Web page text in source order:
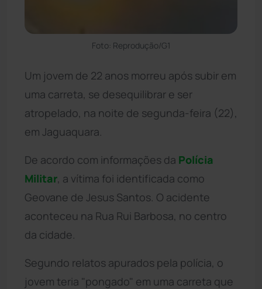
Foto: Reprodução/G1
Um jovem de 22 anos morreu após subir em
uma carreta, se desequilibrar e ser
atropelado, na noite de segunda-feira (22),
em Jaguaquara.
De acordo com informações da Polícia
Militar, a vítima foi identificada como
Geovane de Jesus Santos. O acidente
aconteceu na Rua Rui Barbosa, no centro
da cidade.
Segundo relatos apurados pela polícia, o
jovem teria "pongado" em uma carreta que